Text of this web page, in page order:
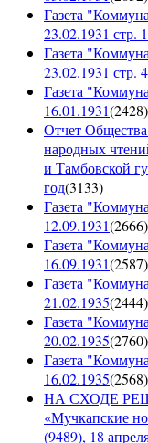
Газета
23.02.1931 стр.
Газета
23.02.1931 стр.
Газета
16.01.1931(2428)
Отчет
народных
и Тамбовской
год(3133)
Газета
12.09.1931(2666)
Газета
16.09.1931(2587)
Газета
21.02.1935(2444)
Газета
20.02.1935(2760)
Газета
16.02.1935(2568)
НА СХОДЕ
«Мучкапские
(9489), 18